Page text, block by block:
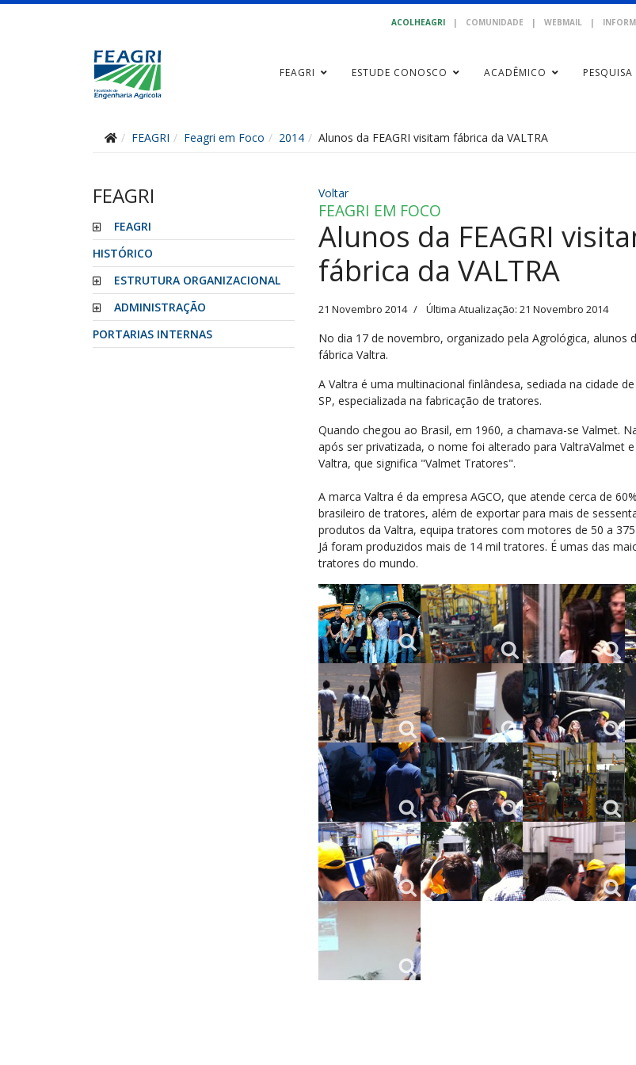
ACOLHEAGRI | COMUNIDADE | WEBMAIL |
FEAGRI ESTUDE CONOSCO ACADÊMICO PESQUISA
FEAGRI Feagri em Foco 2014 Alunos da FEAGRI visitam fábrica da VALTRA
FEAGRI
FEAGRI
HISTÓRICO
ESTRUTURA ORGANIZACIONAL
ADMINISTRAÇÃO
PORTARIAS INTERNAS
Voltar
FEAGRI EM FOCO
Alunos da FEAGRI
fábrica da VALTRA
21 Novembro 2014 Última Atualização: 21 Novembro 2014
No dia 17 de novembro, organizado pela Agrológica, alunos
fábrica Valtra.
A Valtra é uma multinacional finlândesa, sediada na cidade
SP, especializada na fabricação de tratores.
Quando chegou ao Brasil, em 1960, a chamava-se Valmet.
após ser privatizada, o nome foi alterado para ValtraValmet
Valtra, que significa "Valmet Tratores".
A marca Valtra é da empresa AGCO, que atende cerca de
brasileiro de tratores, além de exportar para mais de
produtos da Valtra, equipa tratores com motores de 50 a
Já foram produzidos mais de 14 mil tratores. É umas das
tratores do mundo.